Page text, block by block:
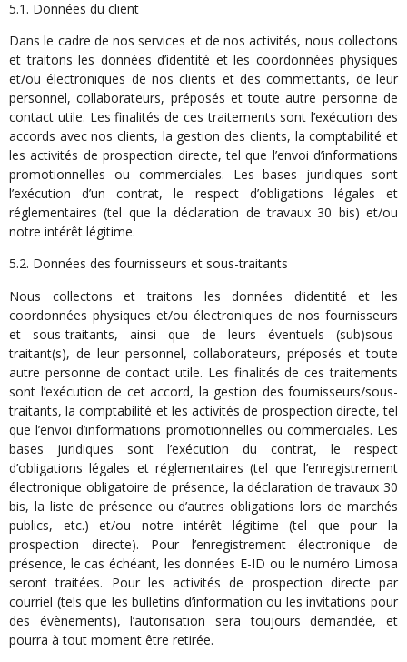
5.1. Données du client
Dans le cadre de nos services et de nos activités, nous collectons
et traitons les données d’identité et les coordonnées physiques
et/ou électroniques de nos clients et des commettants, de leur
personnel, collaborateurs, préposés et toute autre personne de
contact utile. Les finalités de ces traitements sont l’exécution des
accords avec nos clients, la gestion des clients, la comptabilité et
les activités de prospection directe, tel que l’envoi d’informations
promotionnelles ou commerciales. Les bases juridiques sont
l’exécution d’un contrat, le respect d’obligations légales et
réglementaires (tel que la déclaration de travaux 30 bis) et/ou
notre intérêt légitime.
5.2. Données des fournisseurs et sous-traitants
Nous collectons et traitons les données d’identité et les
coordonnées physiques et/ou électroniques de nos fournisseurs
et sous-traitants, ainsi que de leurs éventuels (sub)sous-
traitant(s), de leur personnel, collaborateurs, préposés et toute
autre personne de contact utile. Les finalités de ces traitements
sont l’exécution de cet accord, la gestion des fournisseurs/sous-
traitants, la comptabilité et les activités de prospection directe, tel
que l’envoi d’informations promotionnelles ou commerciales. Les
bases juridiques sont l’exécution du contrat, le respect
d’obligations légales et réglementaires (tel que l’enregistrement
électronique obligatoire de présence, la déclaration de travaux 30
bis, la liste de présence ou d’autres obligations lors de marchés
publics, etc.) et/ou notre intérêt légitime (tel que pour la
prospection directe). Pour l’enregistrement électronique de
présence, le cas échéant, les données E-ID ou le numéro Limosa
seront traitées. Pour les activités de prospection directe par
courriel (tels que les bulletins d’information ou les invitations pour
des évènements), l’autorisation sera toujours demandée, et
pourra à tout moment être retirée.